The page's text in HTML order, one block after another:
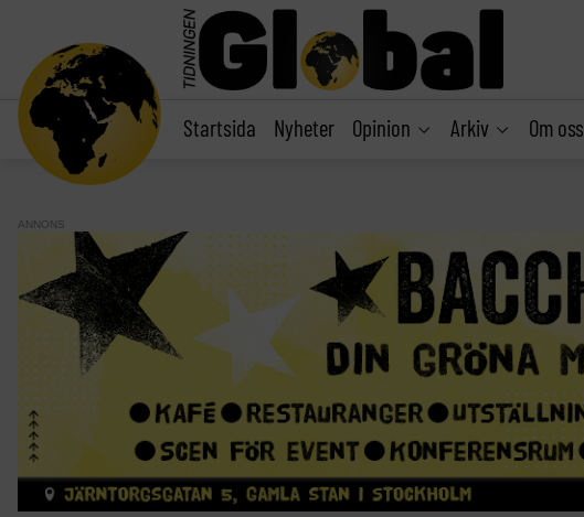
Startsida Nyheter Opinion Arkiv Om oss
ANNONS